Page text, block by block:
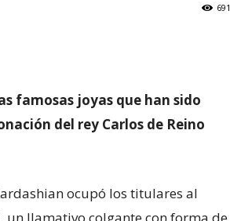
691
famosas joyas que han sido
del rey Carlos de Reino
ocupó los titulares al